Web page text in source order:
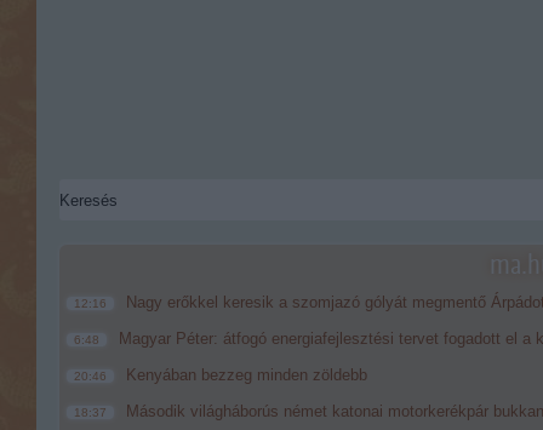
12:16 Nagy erőkkel keresik a szomjazó gólyát megmentő
6:48 Magyar Péter: átfogó energiafejlesztési tervet fogadott el a
20:46 Kenyában bezzeg minden zöldebb
18:37 Második világháborús német katonai motorkerékpár